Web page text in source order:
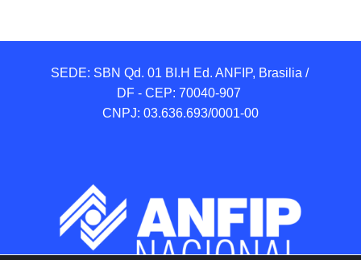
SEDE: SBN Qd. 01 BI.H Ed. ANFIP, Brasilia /
DF - CEP: 70040-907
CNPJ: 03.636.693/0001-00